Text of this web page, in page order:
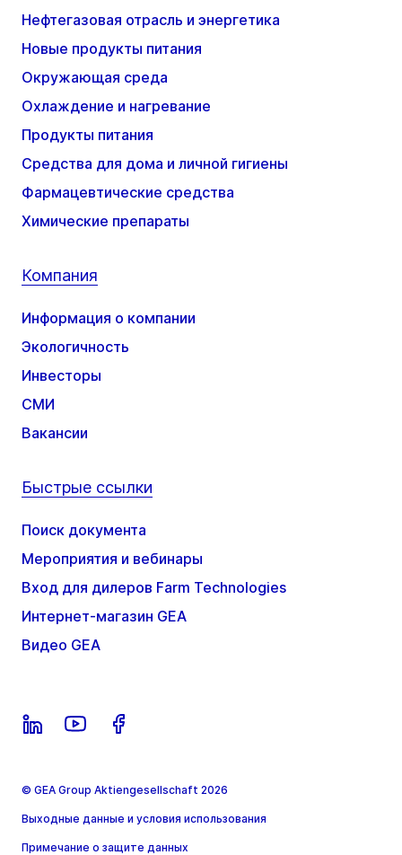
Нефтегазовая отрасль и энергетика
Новые продукты питания
Окружающая среда
Охлаждение и нагревание
Продукты питания
Средства для дома и личной гигиены
Фармацевтические средства
Химические препараты
Компания
Информация о компании
Экологичность
Инвесторы
СМИ
Вакансии
Быстрые ссылки
Поиск документа
Мероприятия и вебинары
Вход для дилеров Farm Technologies
Интернет-магазин GEA
Видео GEA
© GEA Group Aktiengesellschaft 2026
Выходные данные и условия использования
Примечание о защите данных